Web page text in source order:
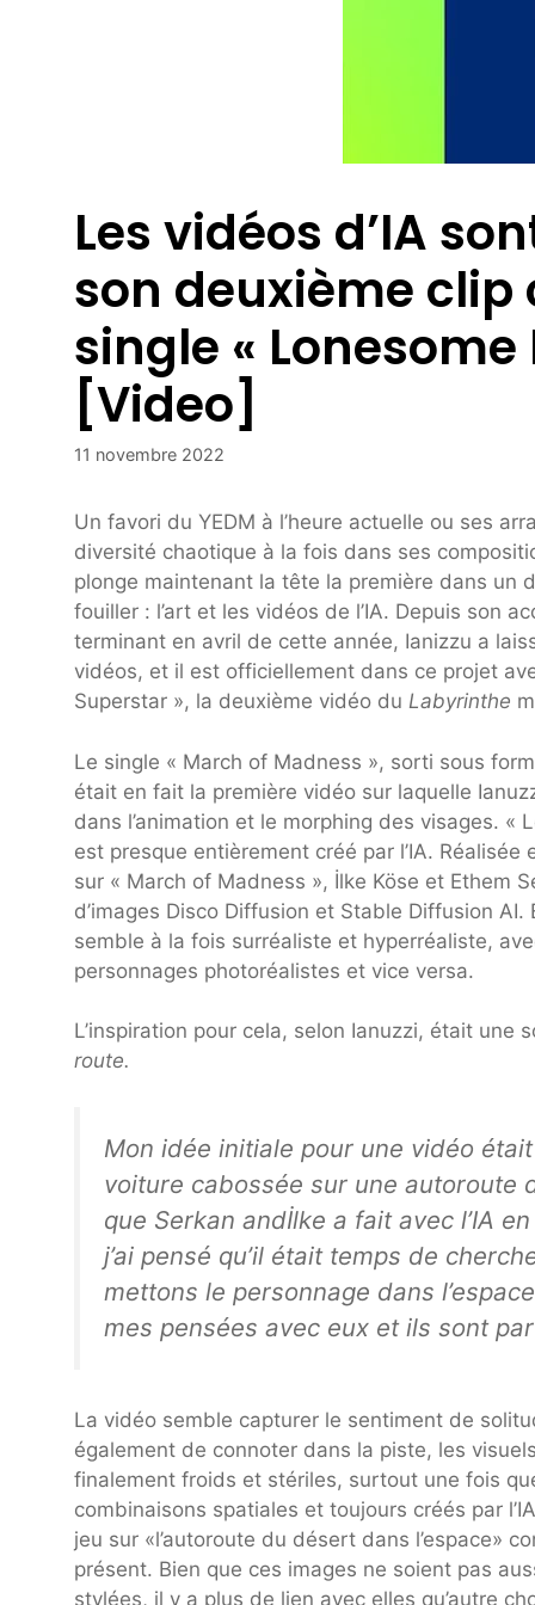
Les vidéos d’IA
son deuxième clip
single «
[Video]
11 novembre 2022
Un favori du YEDM à l’heure actuelle ou ses
diversité chaotique à la fois dans ses
plonge maintenant la tête la première dans un
fouiller : l’art et les vidéos de l’IA. Depuis son
terminant en avril de cette année, Ianizzu a
vidéos, et il est officiellement dans ce projet
Superstar », la deuxième vidéo du Labyrinthe
Le single « March of Madness », sorti sous
était en fait la première vidéo sur laquelle
dans l’animation et le morphing des visages.
est presque entièrement créé par l’IA.
sur « March of Madness », İlke Köse et Ethem
d’images Disco Diffusion et Stable Diffusion
semble à la fois surréaliste et hyperréaliste,
personnages photoréalistes et vice versa.
L’inspiration pour cela, selon Ianuzzi, était une
route.
Mon idée initiale pour une vidéo
voiture cabossée sur une autoroute
que Serkan andİlke a fait avec l’IA
j’ai pensé qu’il était temps de
mettons le personnage dans
mes pensées avec eux et ils sont
La vidéo semble capturer le sentiment de
également de connoter dans la piste, les
finalement froids et stériles, surtout une fois
combinaisons spatiales et toujours créés par
jeu sur «l’autoroute du désert dans l’espace»
présent. Bien que ces images ne soient pas
stylées, il y a plus de lien avec elles qu’autre